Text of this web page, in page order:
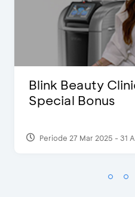
Diskon 25% &